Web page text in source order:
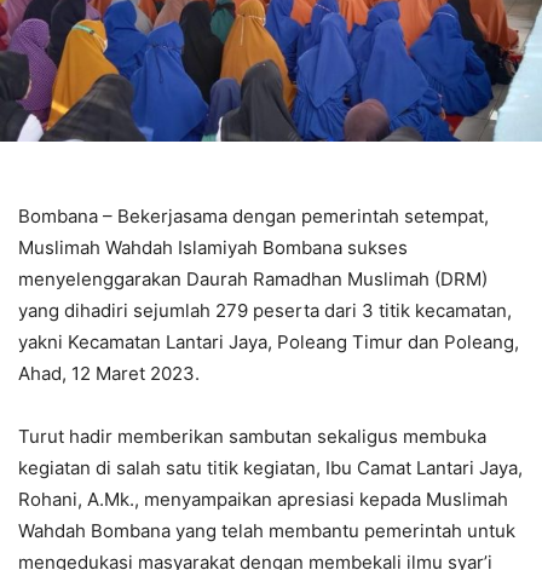
Bombana – Bekerjasama dengan pemerintah setempat,
Muslimah Wahdah Islamiyah Bombana sukses
menyelenggarakan Daurah Ramadhan Muslimah (DRM)
yang dihadiri sejumlah 279 peserta dari 3 titik kecamatan,
yakni Kecamatan Lantari Jaya, Poleang Timur dan Poleang,
Ahad, 12 Maret 2023.
Turut hadir memberikan sambutan sekaligus membuka
kegiatan di salah satu titik kegiatan, Ibu Camat Lantari Jaya,
Rohani, A.Mk., menyampaikan apresiasi kepada Muslimah
Wahdah Bombana yang telah membantu pemerintah untuk
mengedukasi masyarakat dengan membekali ilmu syar’i